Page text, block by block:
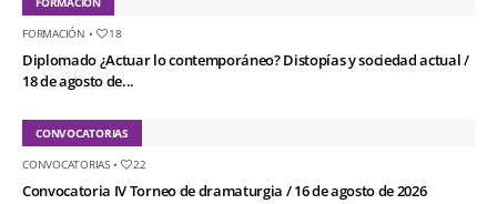
FORMACIÓN • 18
Diplomado ¿Actuar lo contemporáneo? Distopías y sociedad actual /
18 de agosto de...
CONVOCATORIAS
CONVOCATORIAS• 22
Convocatoria IV Torneo de dramaturgia / 16 de agosto de 2026